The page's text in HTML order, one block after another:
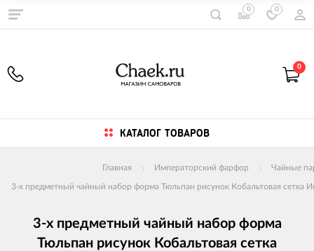
0 0
0
КАТАЛОГ ТОВАРОВ
Главная Императорский фарфор Чайные
3-х предметный чайный набор форма Тюльпан рисунок Кобальтовая сетка
3-х предметный чайный набор форма
Тюльпан рисунок Кобальтовая сетка